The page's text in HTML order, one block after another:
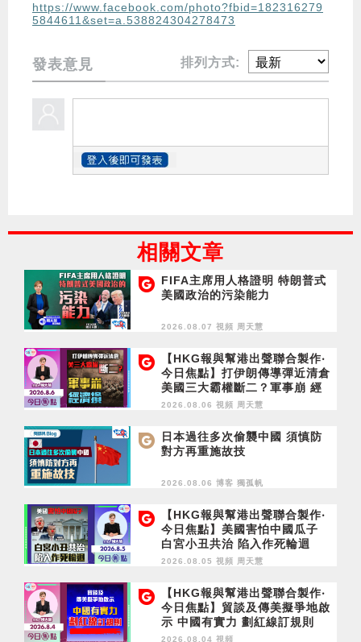
https://www.facebook.com/photo?fbid=182316279
5844611&set=a.538824304278473
發表意見 排列方式:
相關文章
FIFA主席用人格證明 特朗普式
美國政治的污染能力
2026.08.07 視頻 周天慧
【HKG報與幫港出聲聯合製作‧
今日焦點】打伊朗傳導彈近清倉
美國三大霸權斷二？軍事崩 經
濟損
2026.08.06 視頻 周天慧
日本過往多次偷襲中國 須慎防
對方再重施故技
2026.08.06 博客 獨孤帆
【HKG報與幫港出聲聯合製作‧
今日焦點】美國害怕中國瓜子
白宮小丑共治 陷入作死輪迴
2026.08.05 視頻 周天慧
【HKG報與幫港出聲聯合製作‧
今日焦點】貿談及傳美擬爭地啟
示 中國有實力 劃紅線訂規則
2026.08.04 視頻